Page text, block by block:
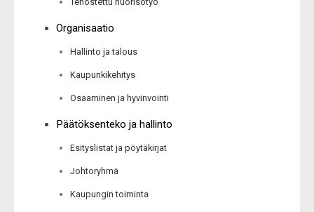
Organisaatio
Hallinto ja talous
Kaupunkikehitys
Osaaminen ja hyvinvointi
Päätöksenteko ja hallinto
Esityslistat ja pöytäkirjat
Johtoryhmä
Kaupungin toiminta